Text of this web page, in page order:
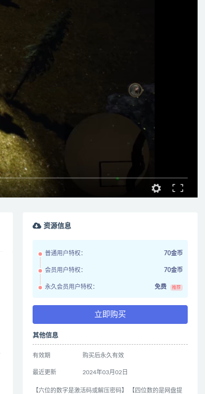
资源信息
普通用户特权： 70金币
会员用户特权： 70金币
永久会员用户特权： 免费 推荐
立即购买
其他信息
有效期 购买后永久有效
最近更新 2024年03月02日
【六位的数字是激活码或解压密码】 【四位数的是网盘提